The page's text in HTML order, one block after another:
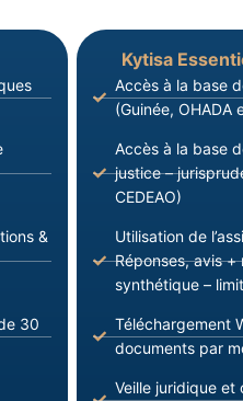
&
30
Kytisa
Accès à la base
(Guinée, OHADA
Accès à la base
justice –
CEDEAO)
Utilisation de
Réponses, avis
synthétique –
Téléchargement
documents par
Veille juridique et